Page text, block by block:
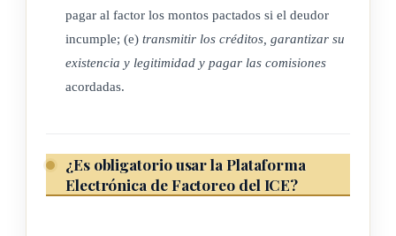
Las certificaciones del monto adeudado de una factura
tendrán el carácter de título ejecutivo, cuando sean expedidas
por un contador público autorizado, a partir de la veracidad
de la existencia del contrato o acto jurídico.
ARTÍCULO 7
pagar al factor los montos pactados si el deudor
incumple; (e) transmitir los créditos, garantizar su
existencia y legitimidad y pagar las comisiones
acordadas.
¿Es obligatorio usar la Plataforma
Electrónica de Factoreo del ICE?